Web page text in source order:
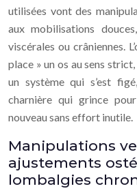
utilisées vont des
aux mobilisations
viscérales ou crâniennes.
place » un os au sens
un système qui s’est
charnière qui grince
nouveau sans effort inutile.
Manipulations
ajustements
lombalgies